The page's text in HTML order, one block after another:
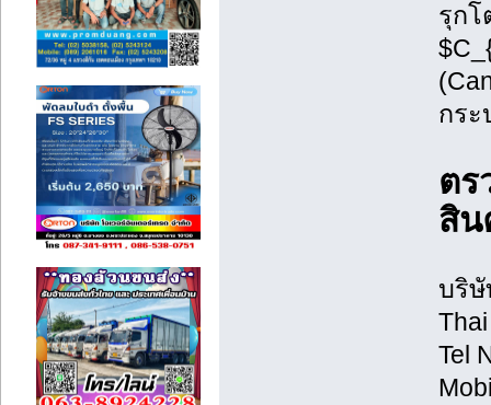
รุกโ
กระ
ตร
สิน
บริษั
Tel